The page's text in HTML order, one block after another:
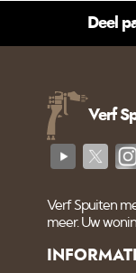
Deel
Verf
Verf Spuiten
meer. Uw